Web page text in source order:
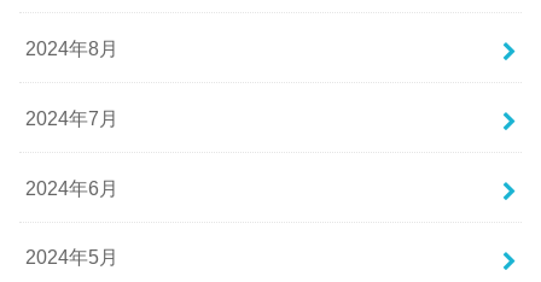
2024年8月
2024年7月
2024年6月
2024年5月